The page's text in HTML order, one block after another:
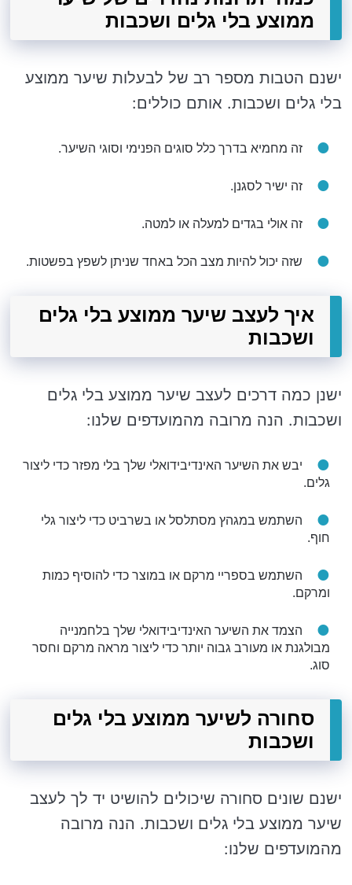
ממוצע בלי גלים ושכבות
ישנם הטבות מספר רב של לבעלות שיער ממוצע
בלי גלים ושכבות. אותם כוללים:
זה מחמיא בדרך כלל סוגים הפנימי וסוגי השיער.
זה ישיר לסגנן.
זה אולי בגדים למעלה או למטה.
שזה יכול להיות מצב הכל באחד שניתן לשפץ בפשטות.
איך לעצב שיער ממוצע בלי גלים
ושכבות
ישנן כמה דרכים לעצב שיער ממוצע בלי גלים
ושכבות. הנה מרובה מהמועדפים שלנו:
יבש את השיער האינדיבידואלי שלך בלי מפזר כדי ליצור
גלים.
השתמש במגהץ מסתלסל או בשרביט כדי ליצור גלי
חוף.
השתמש בספריי מרקם או במוצר כדי להוסיף כמות
ומרקם.
הצמד את השיער האינדיבידואלי שלך בלחמנייה
מבולגנת או מעורב גבוה יותר כדי ליצור מראה מרקם וחסר
סוג.
סחורה לשיער ממוצע בלי גלים
ושכבות
ישנם שונים סחורה שיכולים להושיט יד לך לעצב
שיער ממוצע בלי גלים ושכבות. הנה מרובה
מהמועדפים שלנו: